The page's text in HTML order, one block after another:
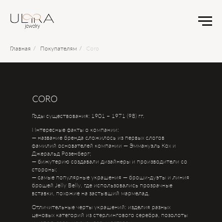
Главная / Покупателям / Coro
CORO
Годы существования: 1901 – 1971 (98) гг.
Интересные факты о компании:
— название бренда сложилось из первых слогов
фамилий основателей компании — Эммануэль Кох и
Джеральд Розенберг;
— бижутерию создавали дизайнеры и производители со
стороны;
— самые популярные украшения — броши-дуэты и линия
брошей Jelly Belly, где использовались прозрачные
вставки, похожие на застывший мармелад.
Отличительные черты украшений: изделия разных
ценовых категорий из стерлингового серебра, позолоты